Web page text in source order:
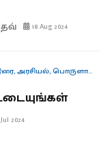
18 Aug 2024
,அரசியல்,பொருளாதாரம்
2024